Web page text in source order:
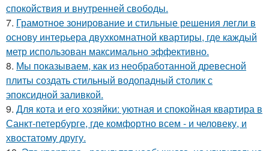
спокойствия и внутренней свободы.
7. Грамотное зонирование и стильные решения легли в
основу интерьера двухкомнатной квартиры, где каждый
метр использован максимально эффективно.
8. Мы показываем, как из необработанной древесной
плиты создать стильный водопадный столик с
эпоксидной заливкой.
9. Для кота и его хозяйки: уютная и спокойная квартира в
Санкт-петербурге, где комфортно всем - и человеку, и
хвостатому другу.